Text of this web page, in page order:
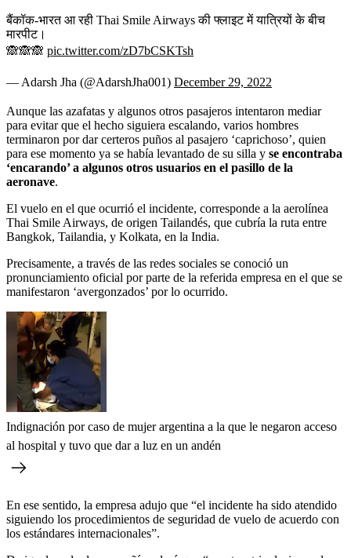
बैंकॉक-भारत आ रही Thai Smile Airways की फ्लाइट में यात्रियों के बीच
मारपीट।
🙈🙈🙈 pic.twitter.com/zD7bCSKTsh
— Adarsh Jha (@AdarshJha001) December 29, 2022
Aunque las azafatas y algunos otros pasajeros intentaron mediar
para evitar que el hecho siguiera escalando, varios hombres
terminaron por dar certeros puños al pasajero ‘caprichoso’, quien
para ese momento ya se había levantado de su silla y se encontraba
‘encarando’ a algunos otros usuarios en el pasillo de la
aeronave.
El vuelo en el que ocurrió el incidente, corresponde a la aerolínea
Thai Smile Airways, de origen Tailandés, que cubría la ruta entre
Bangkok, Tailandia, y Kolkata, en la India.
Precisamente, a través de las redes sociales se conoció un
pronunciamiento oficial por parte de la referida empresa en el que se
manifestaron ‘avergonzados’ por lo ocurrido.
Indignación por caso de mujer argentina a la que le negaron acceso
al hospital y tuvo que dar a luz en un andén
En ese sentido, la empresa adujo que “el incidente ha sido atendido
siguiendo los procedimientos de seguridad de vuelo de acuerdo con
los estándares internacionales”.